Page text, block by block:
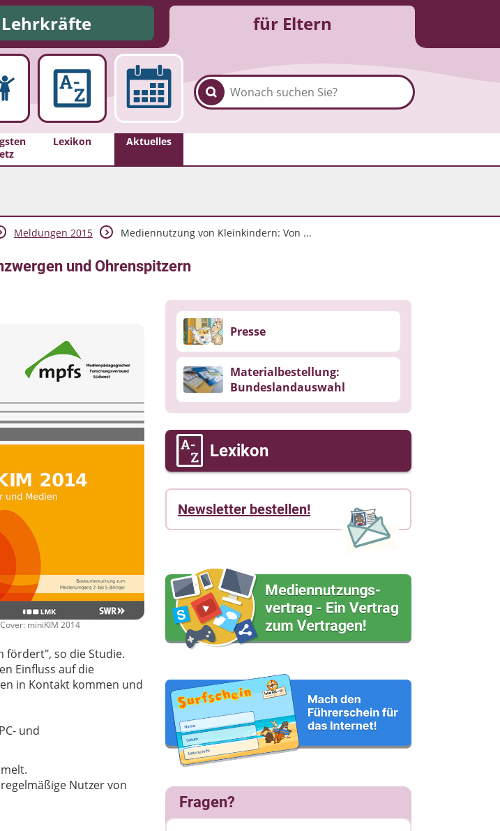
für Eltern
Lexikon Aktuelles
Meldungen 2015 Mediennutzung von Kleinkindern: Von ...
und Ohrenspitzern
Cover: miniKIM 2014
fördert", so die Studie.
Einfluss auf die
in Kontakt kommen und
und
Nutzer von
Presse
Materialbestellung:
Bundeslandauswahl
Lexikon
Newsletter bestellen!
Fragen?